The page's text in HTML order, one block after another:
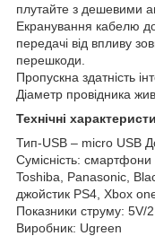
плутайте з дешевими
Екранування кабелю
передачі від впливу
перешкоди.
Пропускна здатність
Діаметр провідника
Технічні
Тип-USB – micro USB
Сумісність:
Toshiba, Panasonic,
джойстик PS4, Xbox
Показники струму: 5V/
Виробник: Ugreen